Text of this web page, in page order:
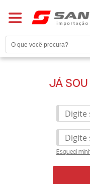
JÁ SOU
Esqueci